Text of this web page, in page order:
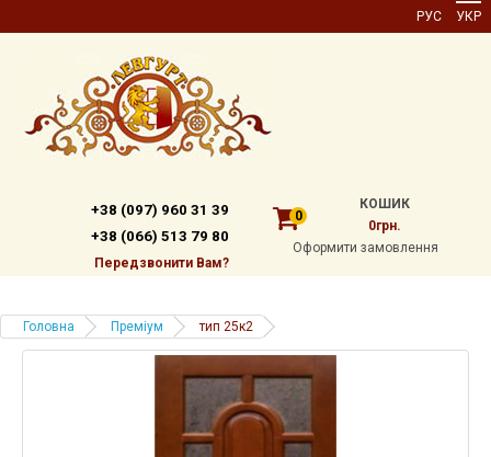
РУС УКР
+38 (097) 960 31 39
+38 (066) 513 79 80
Передзвонити Вам?
0
КОШИК
0грн.
Оформити замовлення
Головна Преміум тип 25к2